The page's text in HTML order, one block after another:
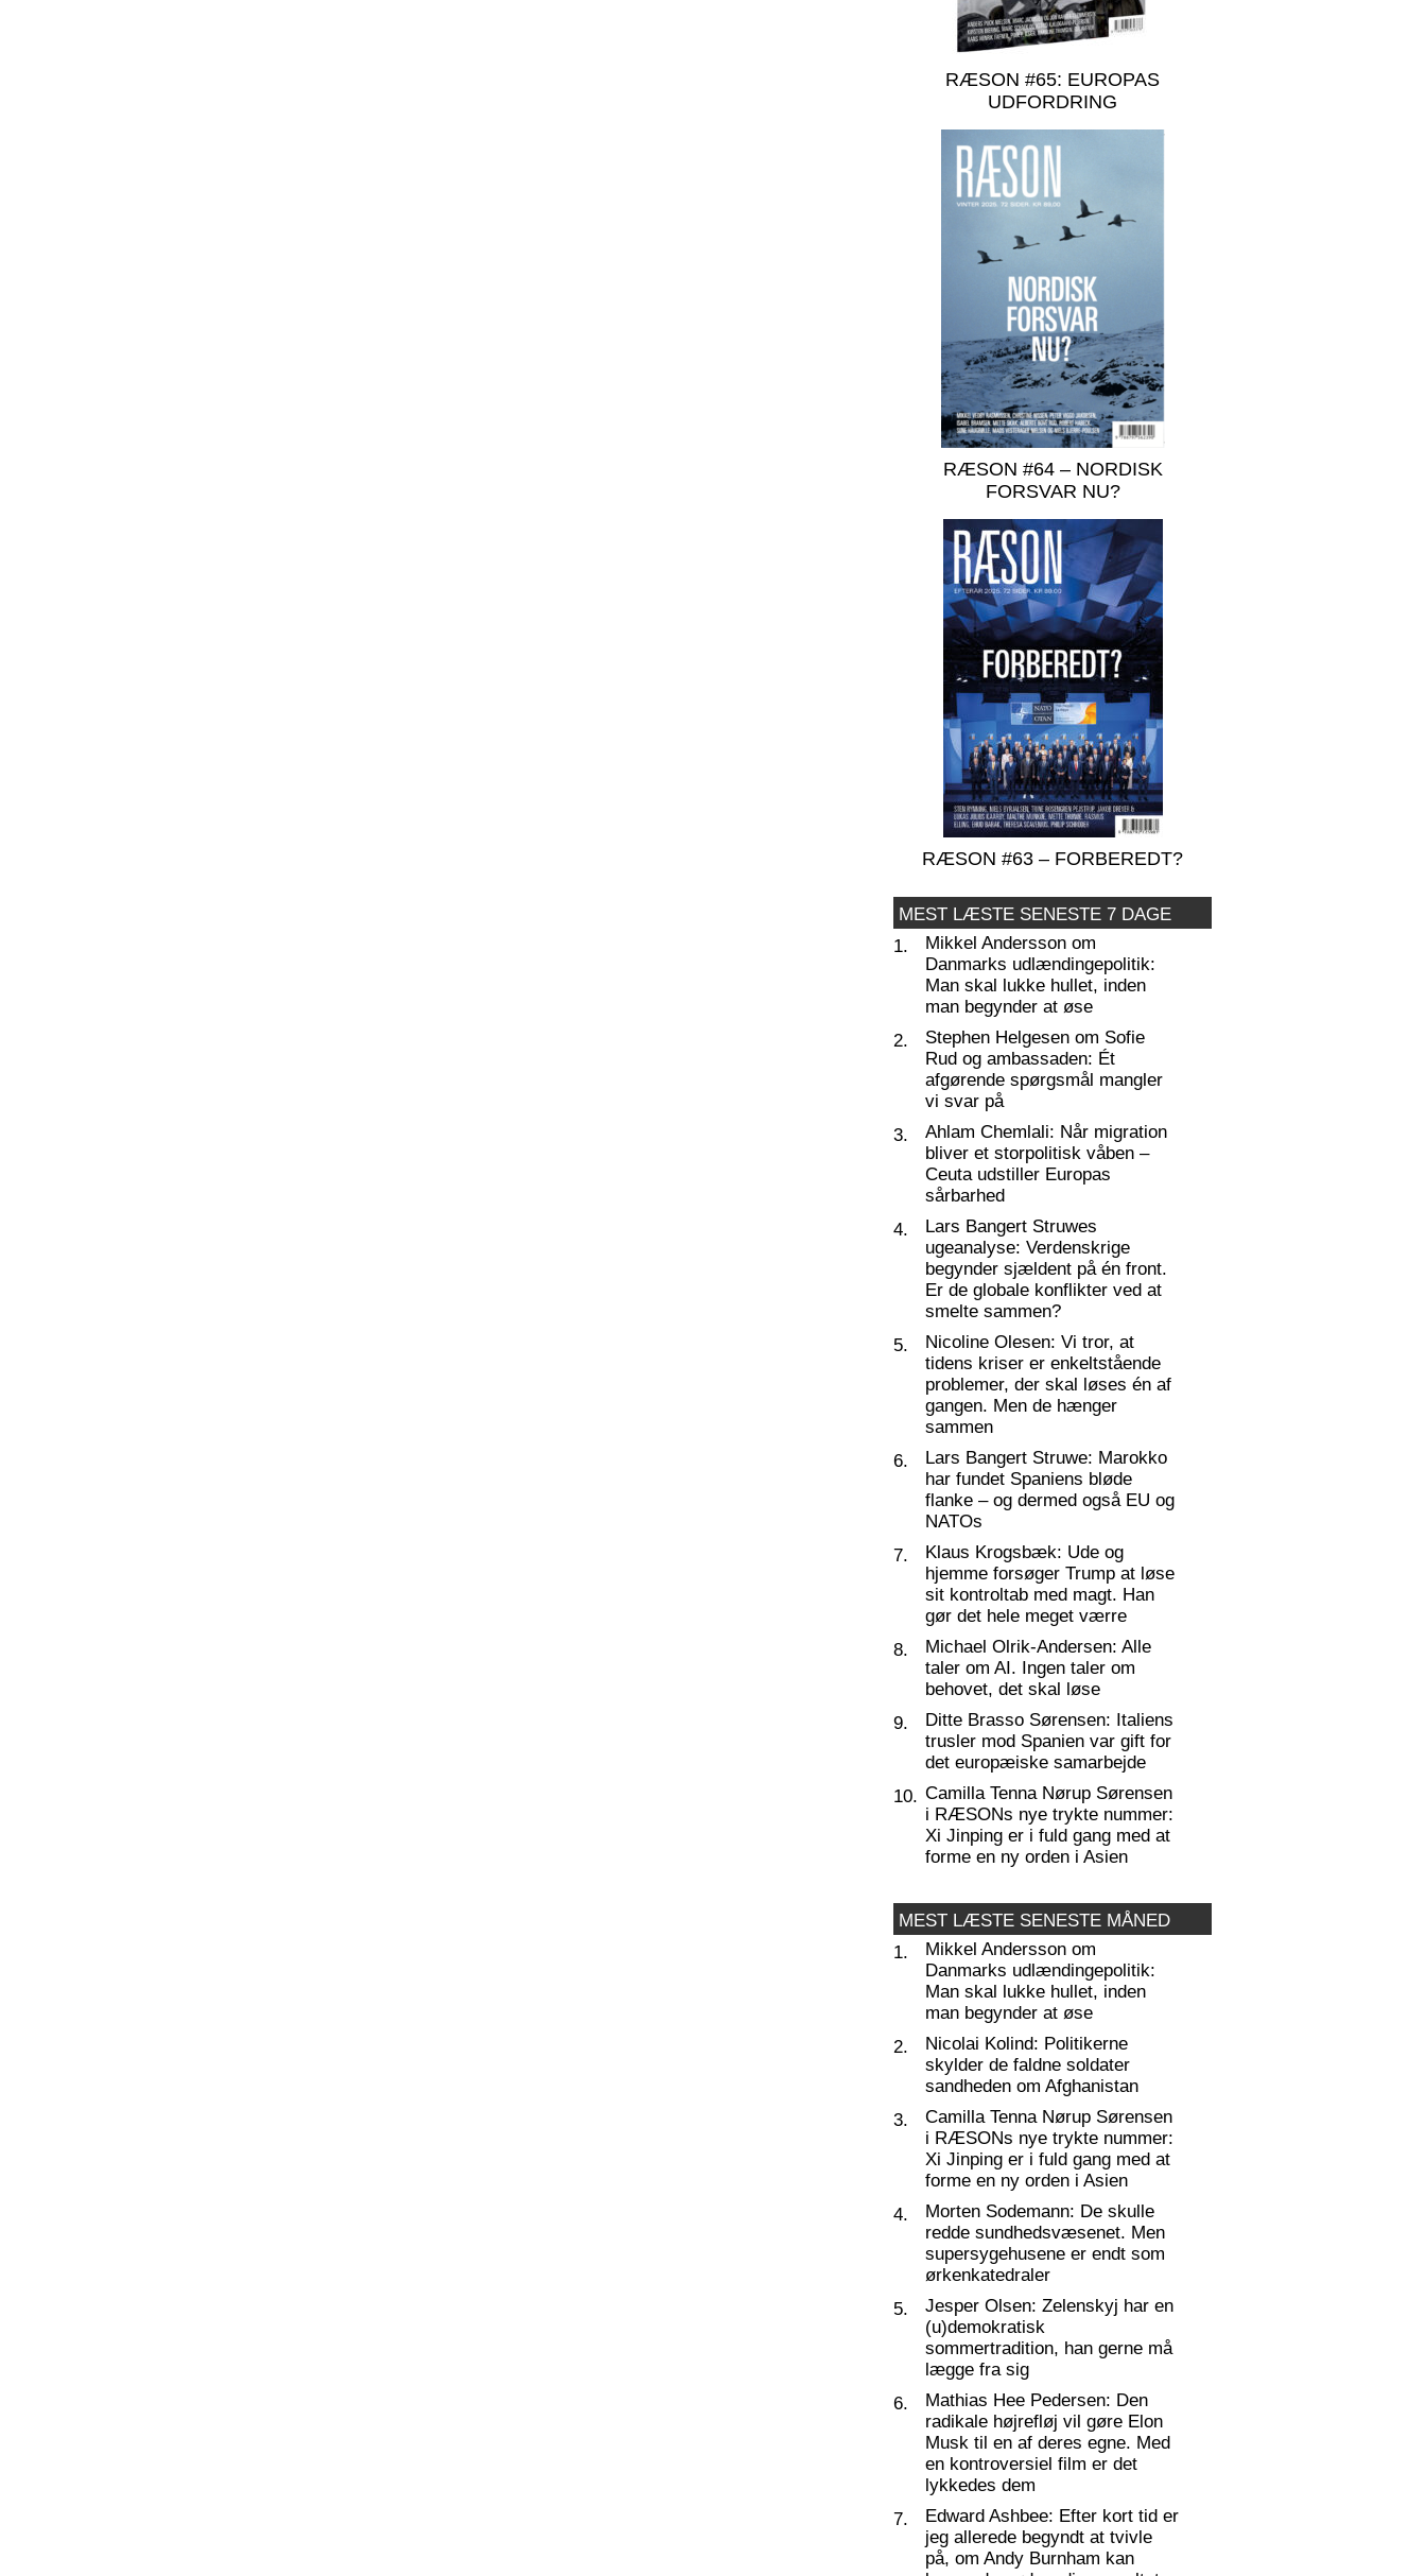
RÆSON #65: EUROPAS
UDFORDRING
RÆSON #64 – NORDISK
FORSVAR NU?
RÆSON #63 – FORBEREDT?
MEST LÆSTE SENESTE 7 DAGE
1.
Mikkel Andersson om
Danmarks udlændingepolitik:
Man skal lukke hullet, inden
man begynder at øse
2.
Stephen Helgesen om Sofie
Rud og ambassaden: Ét
afgørende spørgsmål mangler
vi svar på
3.
Ahlam Chemlali: Når migration
bliver et storpolitisk våben –
Ceuta udstiller Europas
sårbarhed
4.
Lars Bangert Struwes
ugeanalyse: Verdenskrige
begynder sjældent på én front.
Er de globale konflikter ved at
smelte sammen?
5.
Nicoline Olesen: Vi tror, at
tidens kriser er enkeltstående
problemer, der skal løses én af
gangen. Men de hænger
sammen
6.
Lars Bangert Struwe: Marokko
har fundet Spaniens bløde
flanke – og dermed også EU og
NATOs
7.
Klaus Krogsbæk: Ude og
hjemme forsøger Trump at løse
sit kontroltab med magt. Han
gør det hele meget værre
8.
Michael Olrik-Andersen: Alle
taler om AI. Ingen taler om
behovet, det skal løse
9.
Ditte Brasso Sørensen: Italiens
trusler mod Spanien var gift for
det europæiske samarbejde
10. Camilla Tenna Nørup Sørensen
i RÆSONs nye trykte nummer:
Xi Jinping er i fuld gang med at
forme en ny orden i Asien
MEST LÆSTE SENESTE MÅNED
1.
Mikkel Andersson om
Danmarks udlændingepolitik:
Man skal lukke hullet, inden
man begynder at øse
2.
Nicolai Kolind: Politikerne
skylder de faldne soldater
sandheden om Afghanistan
3.
Camilla Tenna Nørup Sørensen
i RÆSONs nye trykte nummer:
Xi Jinping er i fuld gang med at
forme en ny orden i Asien
4.
Morten Sodemann: De skulle
redde sundhedsvæsenet. Men
supersygehusene er endt som
ørkenkatedraler
5.
Jesper Olsen: Zelenskyj har en
(u)demokratisk
sommertradition, han gerne må
lægge fra sig
6.
Mathias Hee Pedersen: Den
radikale højrefløj vil gøre Elon
Musk til en af deres egne. Med
en kontroversiel film er det
lykkedes dem
7.
Edward Ashbee: Efter kort tid er
jeg allerede begyndt at tvivle
på, om Andy Burnham kan